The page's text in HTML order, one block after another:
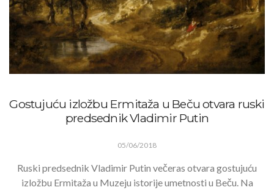
Gostujuću izložbu Ermitaža u Beču otvara ruski
predsednik Vladimir Putin
05/06/2018
Ruski predsednik Vladimir Putin večeras otvara gostujuću
izložbu Ermitaža u Muzeju istorije umetnosti u Beču. Na